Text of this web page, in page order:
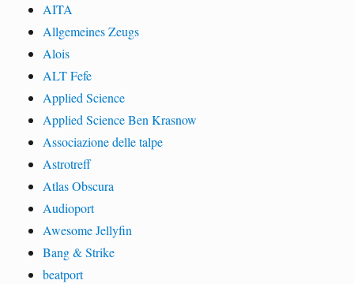
AITA
Allgemeines Zeugs
Alois
ALT Fefe
Applied Science
Applied Science Ben Krasnow
Associazione delle talpe
Astrotreff
Atlas Obscura
Audioport
Awesome Jellyfin
Bang & Strike
beatport